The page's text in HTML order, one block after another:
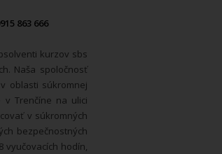
863 666
kurzov sbs
Naša spoločnosť
oblasti súkromnej
v Trenčíne na ulici
v súkromných
bezpečnostných
vyučovacích hodín,